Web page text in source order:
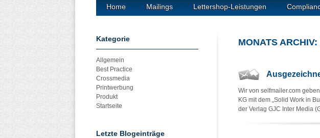
Home Mailings Lettershop-Leistungen
MONATS
Wir von selfmailer.com
KG mit dem „Solid Work in
der Verlag GJC Inter Media
Kategorie
Allgemein
Best Practice
Crossmedia
Printwerbung
Produkt
Startseite
Letzte Blogeinträge